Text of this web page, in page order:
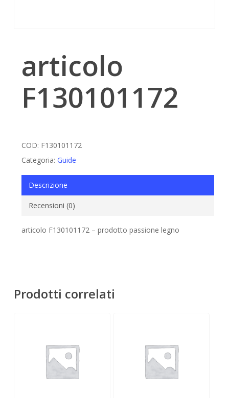
Nessun prodotto nel carrello.
articolo
F130101172
COD: F130101172
Categoria: Guide
Descrizione
Recensioni (0)
articolo F130101172 – prodotto passione legno
Prodotti correlati